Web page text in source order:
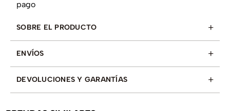
SOBRE EL PRODUCTO +
ENVÍOS +
DEVOLUCIONES Y GARANTÍAS +